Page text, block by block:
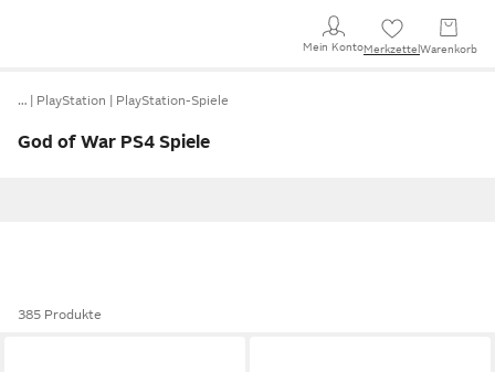
Mein KontoMerkzettel Warenkorb
… PlayStation PlayStation-Spiele
God of War PS4 Spiele
385 Produkte